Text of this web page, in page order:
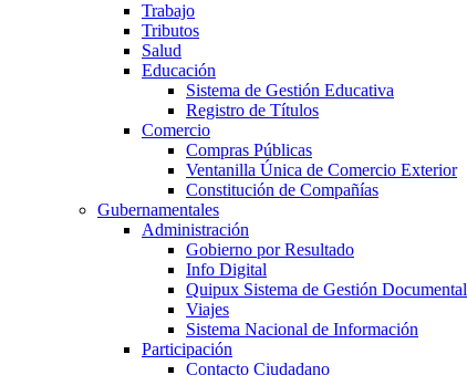
Trabajo
Tributos
Salud
Educación
Sistema de Gestión Educativa
Registro de Títulos
Comercio
Compras Públicas
Ventanilla Única de Comercio Exterior
Constitución de Compañías
Gubernamentales
Administración
Gobierno por Resultado
Info Digital
Quipux Sistema de Gestión Documental
Viajes
Sistema Nacional de Información
Participación
Contacto Ciudadano